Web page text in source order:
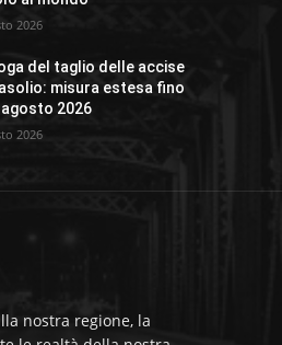
2026
del taglio delle accise
misura estesa fino
agosto 2026
2026
nostra regione, la